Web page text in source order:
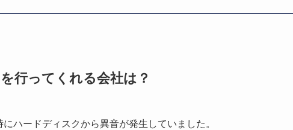
行ってくれる会社は？
ハードディスクから異音が発生していました。